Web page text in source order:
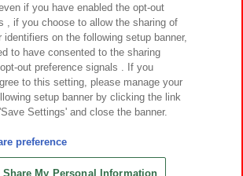
ト対応方針 よくあるご質問・お問い合わせ
©Bandai Namco Amusement Inc.
©Bandai Namco Amusement Lab Inc.
Co., Ltd. All Rights Reserved.
if you have enabled the opt-out
, if you choose to allow the sharing of
identifiers on the following setup banner,
to have consented to the sharing
out preference signals . If you
to this setting, please manage your
setup banner by clicking the link
Settings' and close the banner.
preference
Share My Personal Information